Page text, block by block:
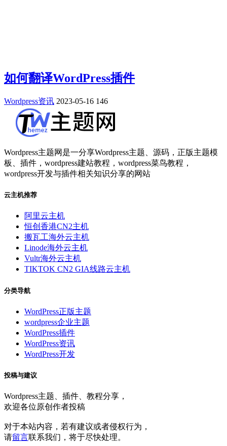
如何翻译WordPress插件
Wordpress资讯 2023-05-16 146
Wordpress主题网是一分享Wordpress主题、源码，正版主题模
板、插件，wordpress建站教程，wordpress菜鸟教程，
wordpress开发与插件相关知识分享的网站
云主机推荐
阿里云主机
恒创香港CN2主机
搬瓦工海外云主机
Linode海外云主机
Vultr海外云主机
TIKTOK CN2 GIA线路云主机
分类导航
WordPress正版主题
wordpress企业主题
WordPress插件
WordPress资讯
WordPress开发
投稿与建议
Wordpress主题、插件、教程分享，
欢迎各位原创作者投稿
对于本站内容，若有建议或者侵权行为，
请留言联系我们，将于尽快处理。